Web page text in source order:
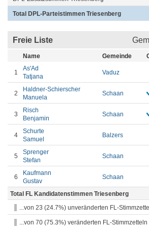
Total DPL-Parteistimmen Triesenberg
Freie Liste
Name Gemeinde
1
As'Ad
Tatjana
Vaduz
2
Haldner-Schierscher
Manuela
Schaan
3
Risch
Benjamin
Schaan
4
Schurte
Samuel
Balzers
5
Sprenger
Stefan
Schaan
6
Kaufmann
Gustav
Schaan
Total FL Kandidatenstimmen Triesenberg
...von 23 (24.7%) unveränderten FL-
...von 70 (75.3%) veränderten FL-Stimmzetteln